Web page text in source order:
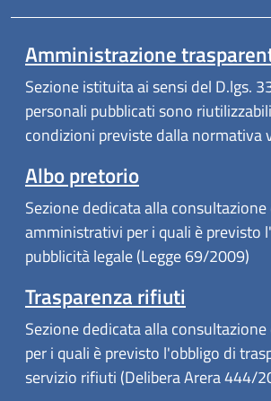
Amministrazione
Sezione istituita ai sensi del D.lgs.
personali pubblicati sono
condizioni previste dalla normativa
Albo pretorio
Sezione dedicata alla
amministrativi per i quali è previsto
pubblicità legale (Legge 69/2009)
Trasparenza rifiuti
Sezione dedicata alla
per i quali è previsto l'obbligo di
servizio rifiuti (Delibera Arera 444/